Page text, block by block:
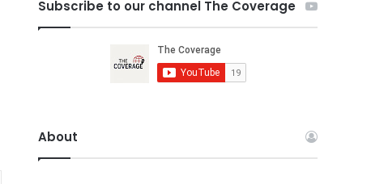
Subscribe to our channel The Coverage
About